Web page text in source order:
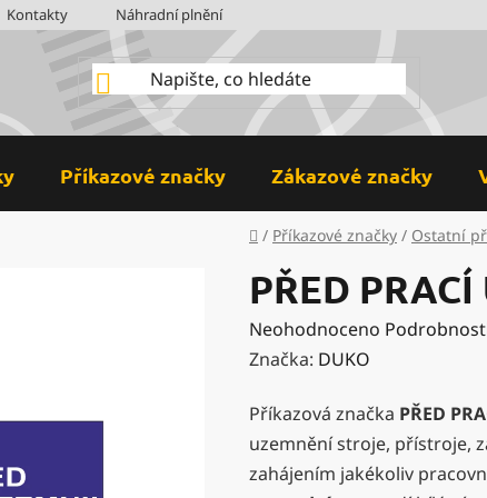
Kontakty Náhradní plnění
Příkazové značky Zákazové značky
Domů
/ Příkazové značky / Ostatní
PŘED
Průměrné
hodnocení
je
0,0
z
Neohodnoceno
Značka: DUKO
Příkazová značka PŘED
uzemnění stroje, přístroje,
zahájením jakékoliv